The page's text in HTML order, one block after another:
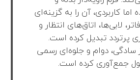
کاربردی، آن را به گزینه‌ای
لابی‌ها، اتاق‌های انتظار و
پرتردد تبدیل کرده است.
سادگی، دوام و جلوه‌ای رسمی
جمع‌آوری کرده است.